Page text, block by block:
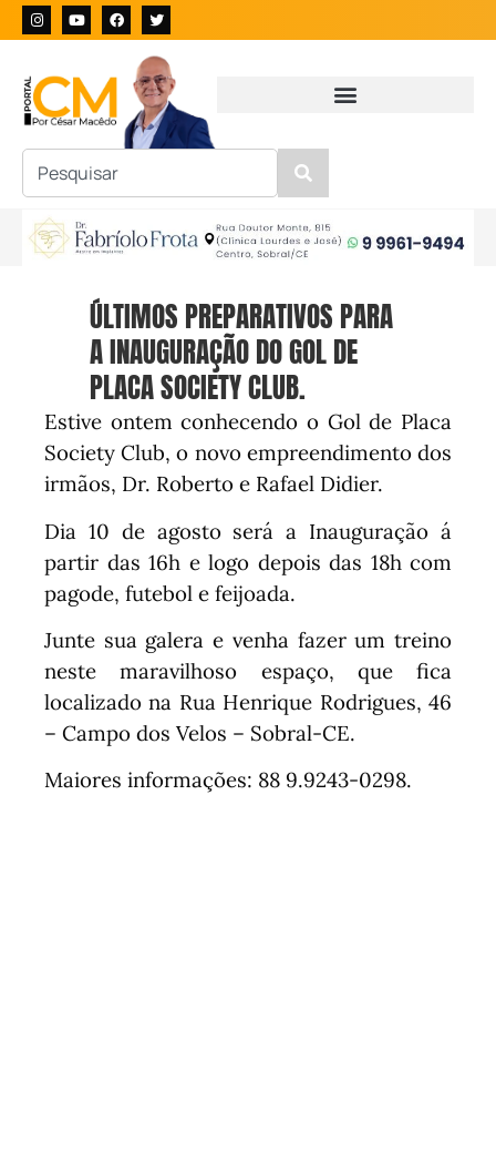
ÚLTIMOS PREPARATIVOS PARA
A INAUGURAÇÃO DO GOL DE
PLACA SOCIETY CLUB.
Estive ontem conhecendo o Gol de Placa
Society Club, o novo empreendimento dos
irmãos, Dr. Roberto e Rafael Didier.
Dia 10 de agosto será a Inauguração á
partir das 16h e logo depois das 18h com
pagode, futebol e feijoada.
Junte sua galera e venha fazer um treino
neste maravilhoso espaço, que fica
localizado na Rua Henrique Rodrigues, 46
– Campo dos Velos – Sobral-CE.
Maiores informações: 88 9.9243-0298.